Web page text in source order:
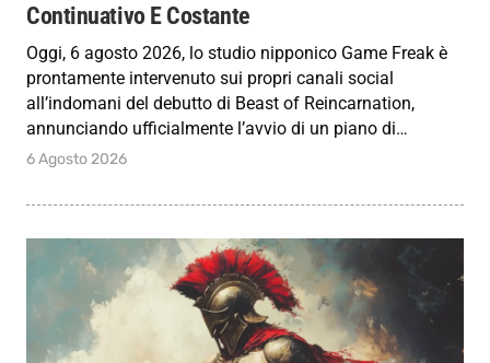
Continuativo E Costante
Oggi, 6 agosto 2026, lo studio nipponico Game Freak è
prontamente intervenuto sui propri canali social
all’indomani del debutto di Beast of Reincarnation,
annunciando ufficialmente l’avvio di un piano di…
6 Agosto 2026